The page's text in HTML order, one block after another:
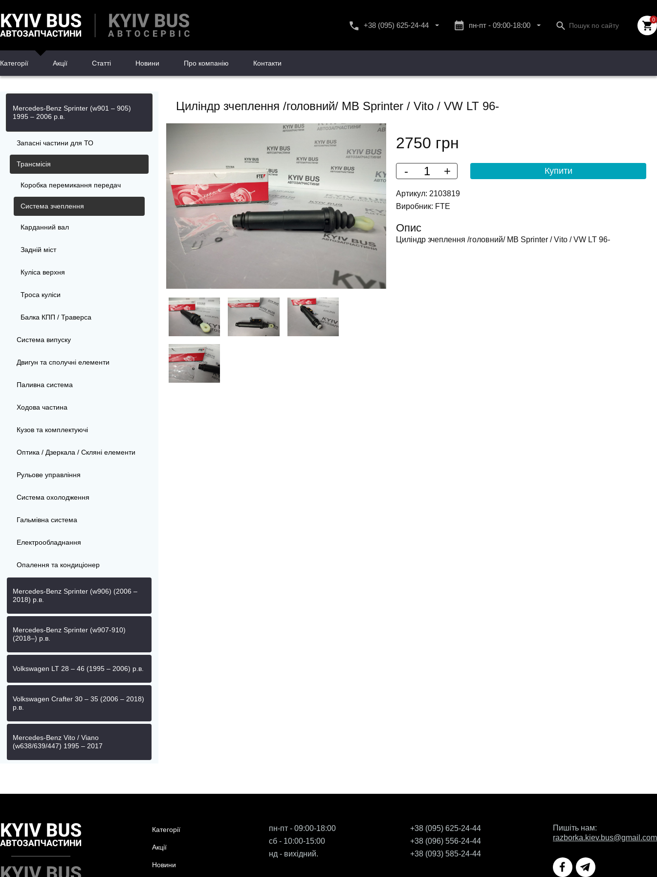
+38 (095) 625-24-44
пн-пт - 09:00-18:00
нд - вихідний.
0
Категорії Акції Статті Новини Про компанію Контакти
Mercedes-Benz Sprinter (w901 – 905)
1995 – 2006 р.в.
Запасні частини для ТО
Трансмісія
Коробка перемикання передач
Система зчеплення
Карданний вал
Задній міст
Куліса верхня
Троса куліси
Балка КПП / Траверса
Система випуску
Двигун та сполучні елементи
Паливна система
Ходова частина
Кузов та комплектуючі
Оптика / Дзеркала / Скляні елементи
Рульове управління
Система охолодження
Гальмівна система
Електрообладнання
Опалення та кондиціонер
Mercedes-Benz Sprinter (w906) (2006 –
2018) р.в.
Mercedes-Benz Sprinter (w907-910)
(2018–) р.в.
Volkswagen LT 28 – 46 (1995 – 2006) р.в.
Volkswagen Crafter 30 – 35 (2006 – 2018)
р.в.
Mercedes-Benz Vito / Viano
(w638/639/447) 1995 – 2017
Циліндр зчеплення /головний/ MB Sprinter / Vito / VW LT 96-
2750 грн
- +
Артикул: 2103819
Виробник: FTE
Опис
Циліндр зчеплення /головний/ MB Sprinter / Vito / VW LT 96-
Категорії
Акції
Новини
пн-пт - 09:00-18:00
сб - 10:00-15:00
нд - вихідний.
+38 (095) 625-24-44
+38 (096) 556-24-44
+38 (093) 585-24-44
Пишіть нам:
razborka.kiev.bus@gmail.com